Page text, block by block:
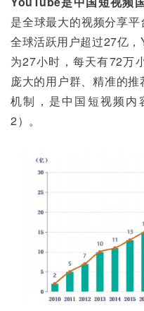
是全球最大的视频分享
全球活跃用户超过27亿
为27小时，每天有72万
庞大的用户群、精准的
机制，是中国短视频内
2）。